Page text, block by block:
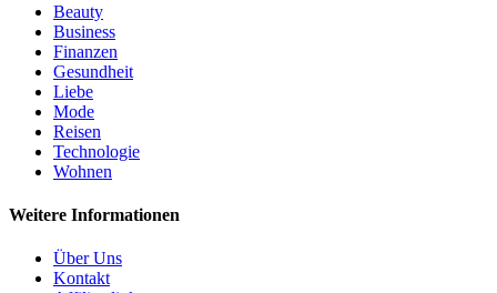
Beauty
Business
Finanzen
Gesundheit
Liebe
Mode
Reisen
Technologie
Wohnen
Weitere Informationen
Über Uns
Kontakt